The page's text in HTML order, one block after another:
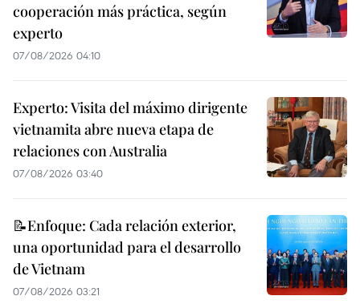
cooperación más práctica, según
experto
07/08/2026 04:10
Experto: Visita del máximo dirigente
vietnamita abre nueva etapa de
relaciones con Australia
07/08/2026 03:40
📝Enfoque: Cada relación exterior,
una oportunidad para el desarrollo
de Vietnam
07/08/2026 03:21